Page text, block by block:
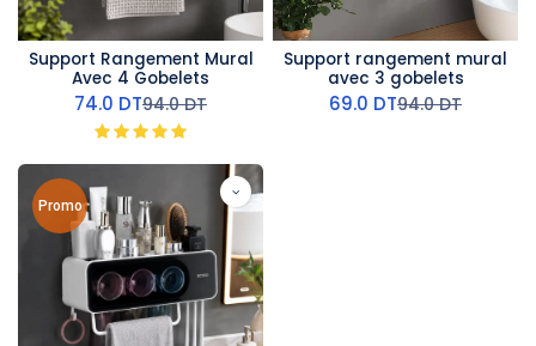
Support Rangement Mural
Avec 4 Gobelets
74.0 DT94.0DT
Support rangement mural
avec 3 gobelets
69.0 DT94.0DT
Promo